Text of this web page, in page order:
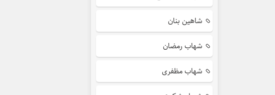
شاهین بنان
شهاب رمضان
شهاب مظفری